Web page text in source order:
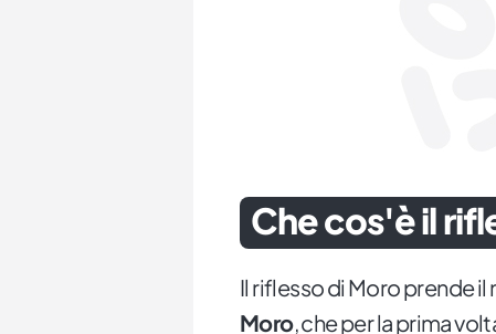
Che cos'è il
Il riflesso di Moro prende il
Moro, che per la prima